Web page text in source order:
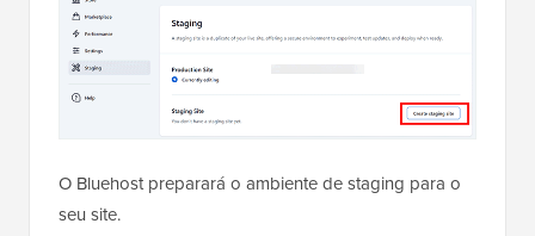
O Bluehost preparará o ambiente de staging para o
seu site.